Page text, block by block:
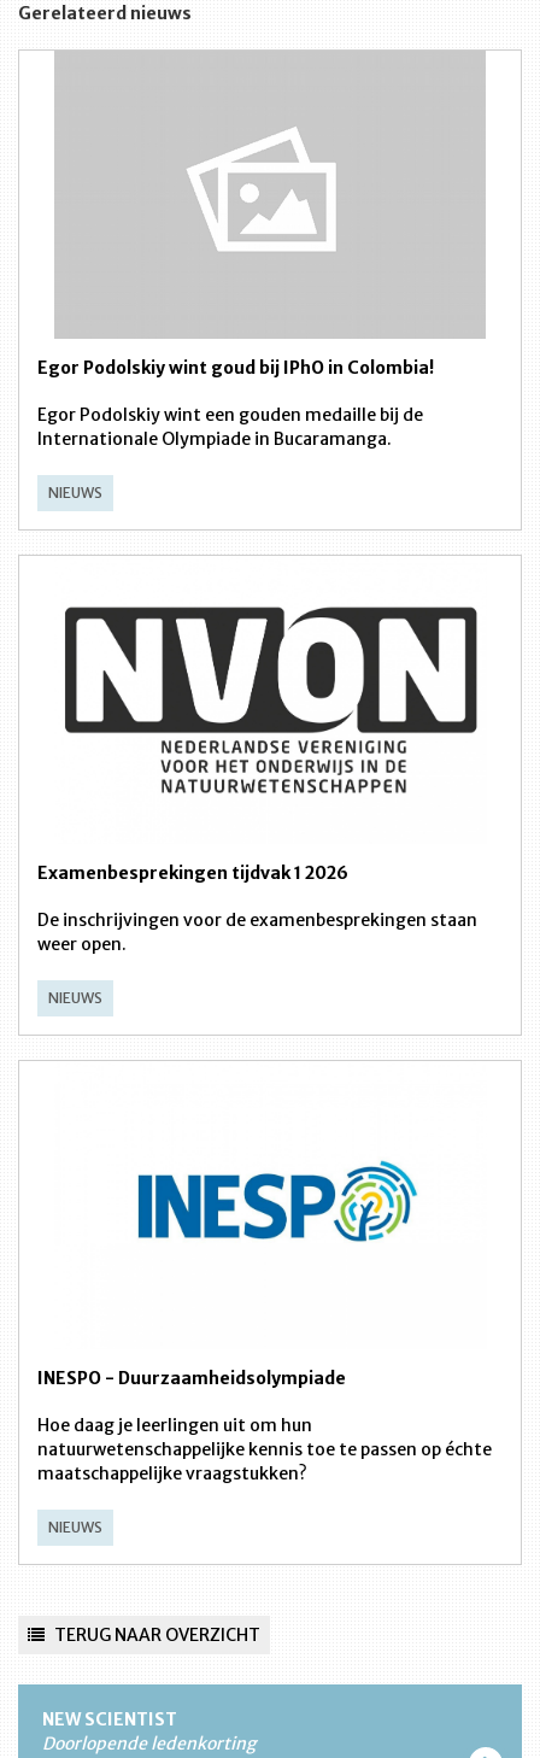
Gerelateerd nieuws
Egor Podolskiy wint goud bij IPhO in Colombia!
Egor Podolskiy wint een gouden medaille bij de
Internationale Olympiade in Bucaramanga.
NIEUWS
Examenbesprekingen tijdvak 1 2026
De inschrijvingen voor de examenbesprekingen staan
weer open.
NIEUWS
INESPO - Duurzaamheidsolympiade
Hoe daag je leerlingen uit om hun
natuurwetenschappelijke kennis toe te passen op échte
maatschappelijke vraagstukken?
NIEUWS
TERUG NAAR OVERZICHT
NEW SCIENTIST
Doorlopende ledenkorting